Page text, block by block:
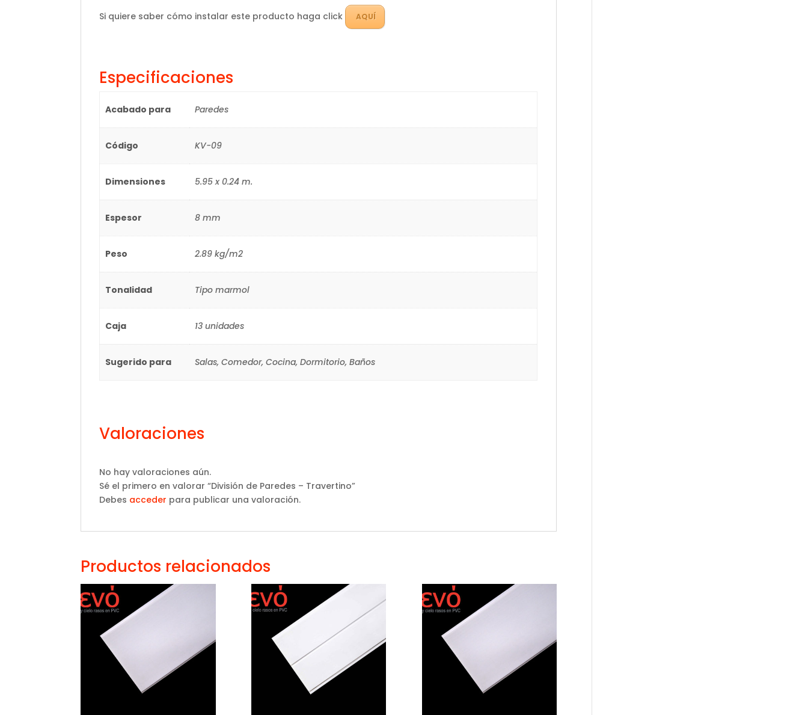
Si quiere saber cómo instalar este producto haga click AQUÍ
Especificaciones
Acabado para Paredes
Código KV-09
Dimensiones 5.95 x 0.24 m.
Espesor 8 mm
Peso 2.89 kg/m2
Tonalidad Tipo marmol
Caja 13 unidades
Sugerido para Salas, Comedor, Cocina, Dormitorio, Baños
Valoraciones
No hay valoraciones aún.
Sé el primero en valorar “División de Paredes – Travertino”
Debes acceder para publicar una valoración.
Productos relacionados